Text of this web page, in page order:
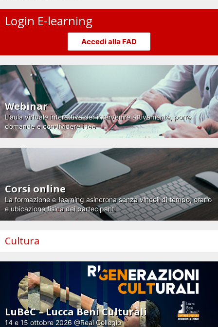
Login E-learning
Accedi alla FAD
Webinar
L'aula virtuale interattiva per intervenire attivamente, porre
domande e condividere idee
Corsi online
La formazione e-learning asincrona senza vincoli di tempo, orario
e ubicazione fisica dei partecipanti
Cultura
LuBeC – Lucca Beni Culturali
14 e 15 ottobre 2026 @Real Collegio